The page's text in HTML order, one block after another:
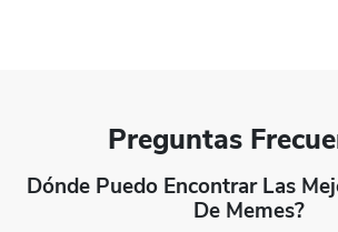
Preguntas
Dónde Puedo Encontrar Las
De Memes?